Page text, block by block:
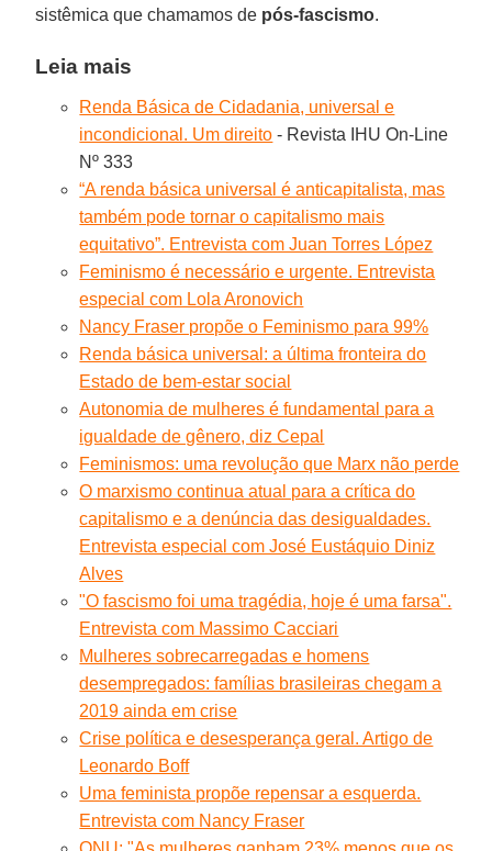
sistêmica que chamamos de pós-fascismo.
Leia mais
Renda Básica de Cidadania, universal e
incondicional. Um direito - Revista IHU On-Line
Nº 333
“A renda básica universal é anticapitalista, mas
também pode tornar o capitalismo mais
equitativo”. Entrevista com Juan Torres López
Feminismo é necessário e urgente. Entrevista
especial com Lola Aronovich
Nancy Fraser propõe o Feminismo para 99%
Renda básica universal: a última fronteira do
Estado de bem-estar social
Autonomia de mulheres é fundamental para a
igualdade de gênero, diz Cepal
Feminismos: uma revolução que Marx não perde
O marxismo continua atual para a crítica do
capitalismo e a denúncia das desigualdades.
Entrevista especial com José Eustáquio Diniz
Alves
"O fascismo foi uma tragédia, hoje é uma farsa".
Entrevista com Massimo Cacciari
Mulheres sobrecarregadas e homens
desempregados: famílias brasileiras chegam a
2019 ainda em crise
Crise política e desesperança geral. Artigo de
Leonardo Boff
Uma feminista propõe repensar a esquerda.
Entrevista com Nancy Fraser